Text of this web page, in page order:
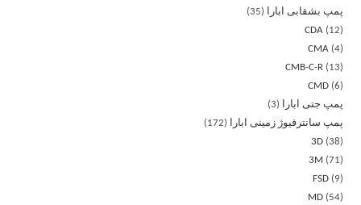
پمپ بشقابی ابارا
35
CDA
12
CMA 4
CMB-C-R
13
CMD 6
پمپ جتی ابارا
3
پمپ سانترفیوژ زمینی ابارا
172
3D 38
3M
71
FSD
9
MD
54